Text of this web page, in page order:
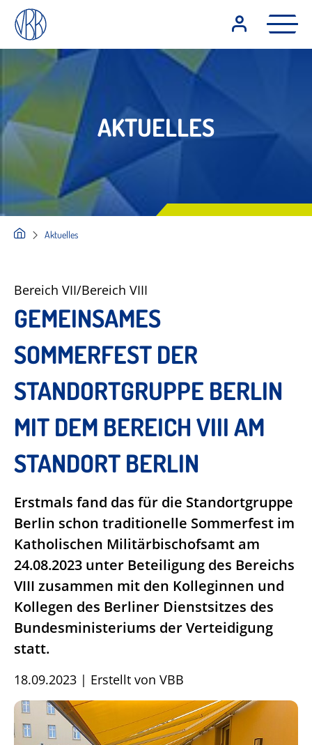
AKTUELLES
Aktuelles
Bereich VII/Bereich VIII
GEMEINSAMES
SOMMERFEST DER
STANDORTGRUPPE BERLIN
MIT DEM BEREICH VIII AM
STANDORT BERLIN
Erstmals fand das für die Standortgruppe
Berlin schon traditionelle Sommerfest im
Katholischen Militärbischofsamt am
24.08.2023 unter Beteiligung des Bereichs
VIII zusammen mit den Kolleginnen und
Kollegen des Berliner Dienstsitzes des
Bundesministeriums der Verteidigung
statt.
18.09.2023 | Erstellt von VBB